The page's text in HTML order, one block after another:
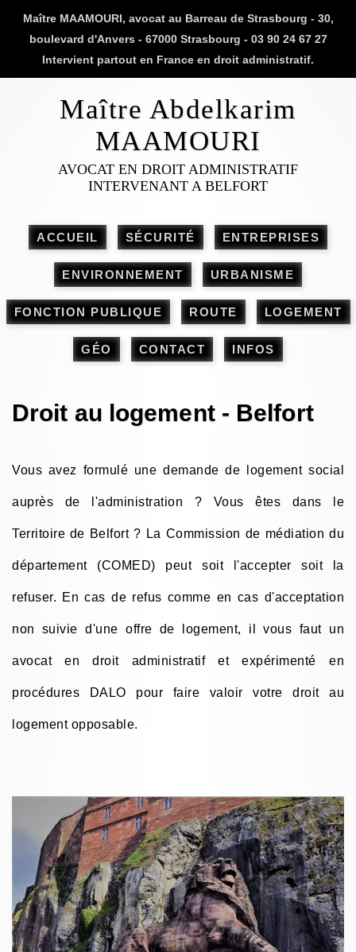
Maître MAAMOURI, avocat au Barreau de Strasbourg - 30,
boulevard d'Anvers - 67000 Strasbourg - 03 90 24 67 27
Intervient partout en France en droit administratif.
Maître Abdelkarim
MAAMOURI
AVOCAT EN DROIT ADMINISTRATIF
INTERVENANT A BELFORT
ACCUEIL SÉCURITÉ ENTREPRISES
ENVIRONNEMENT URBANISME
FONCTION PUBLIQUE ROUTE LOGEMENT
GÉO CONTACT INFOS
Droit au logement - Belfort
Vous avez formulé une demande de logement social
auprès de l'administration ? Vous êtes dans le
Territoire de Belfort ? La Commission de médiation du
département (COMED) peut soit l'accepter soit la
refuser. En cas de refus comme en cas d'acceptation
non suivie d'une offre de logement, il vous faut un
avocat en droit administratif et expérimenté en
procédures DALO pour faire valoir votre droit au
logement opposable.